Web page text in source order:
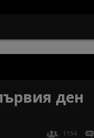
ден
1154